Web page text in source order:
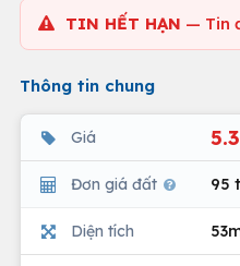
TIN HẾT HẠN — Tin
Thông tin chung
Giá
Đơn giá đất 95
Diện tích